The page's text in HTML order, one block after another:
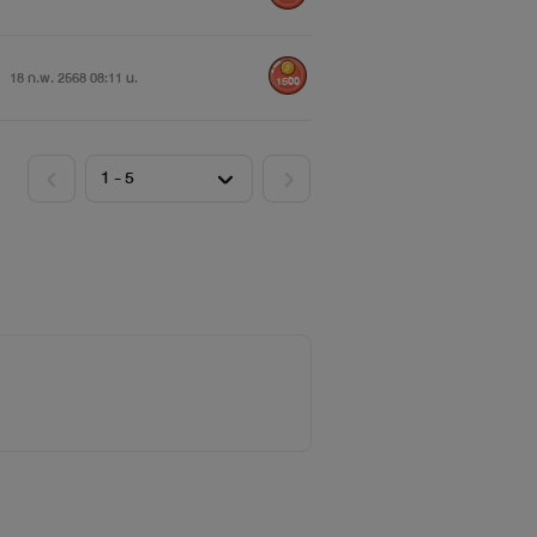
18 ก.พ. 2568 08:11 น. 1500